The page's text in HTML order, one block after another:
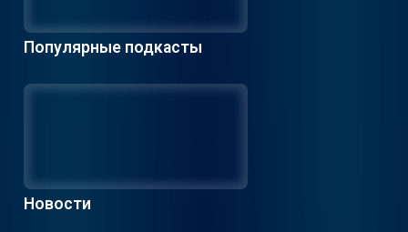
Популярные подкасты
Новости